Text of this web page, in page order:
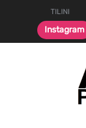
TILINI
Instagram